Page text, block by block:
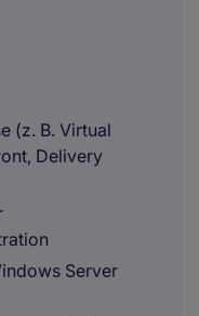
(z. B. Virtual
Delivery
Server